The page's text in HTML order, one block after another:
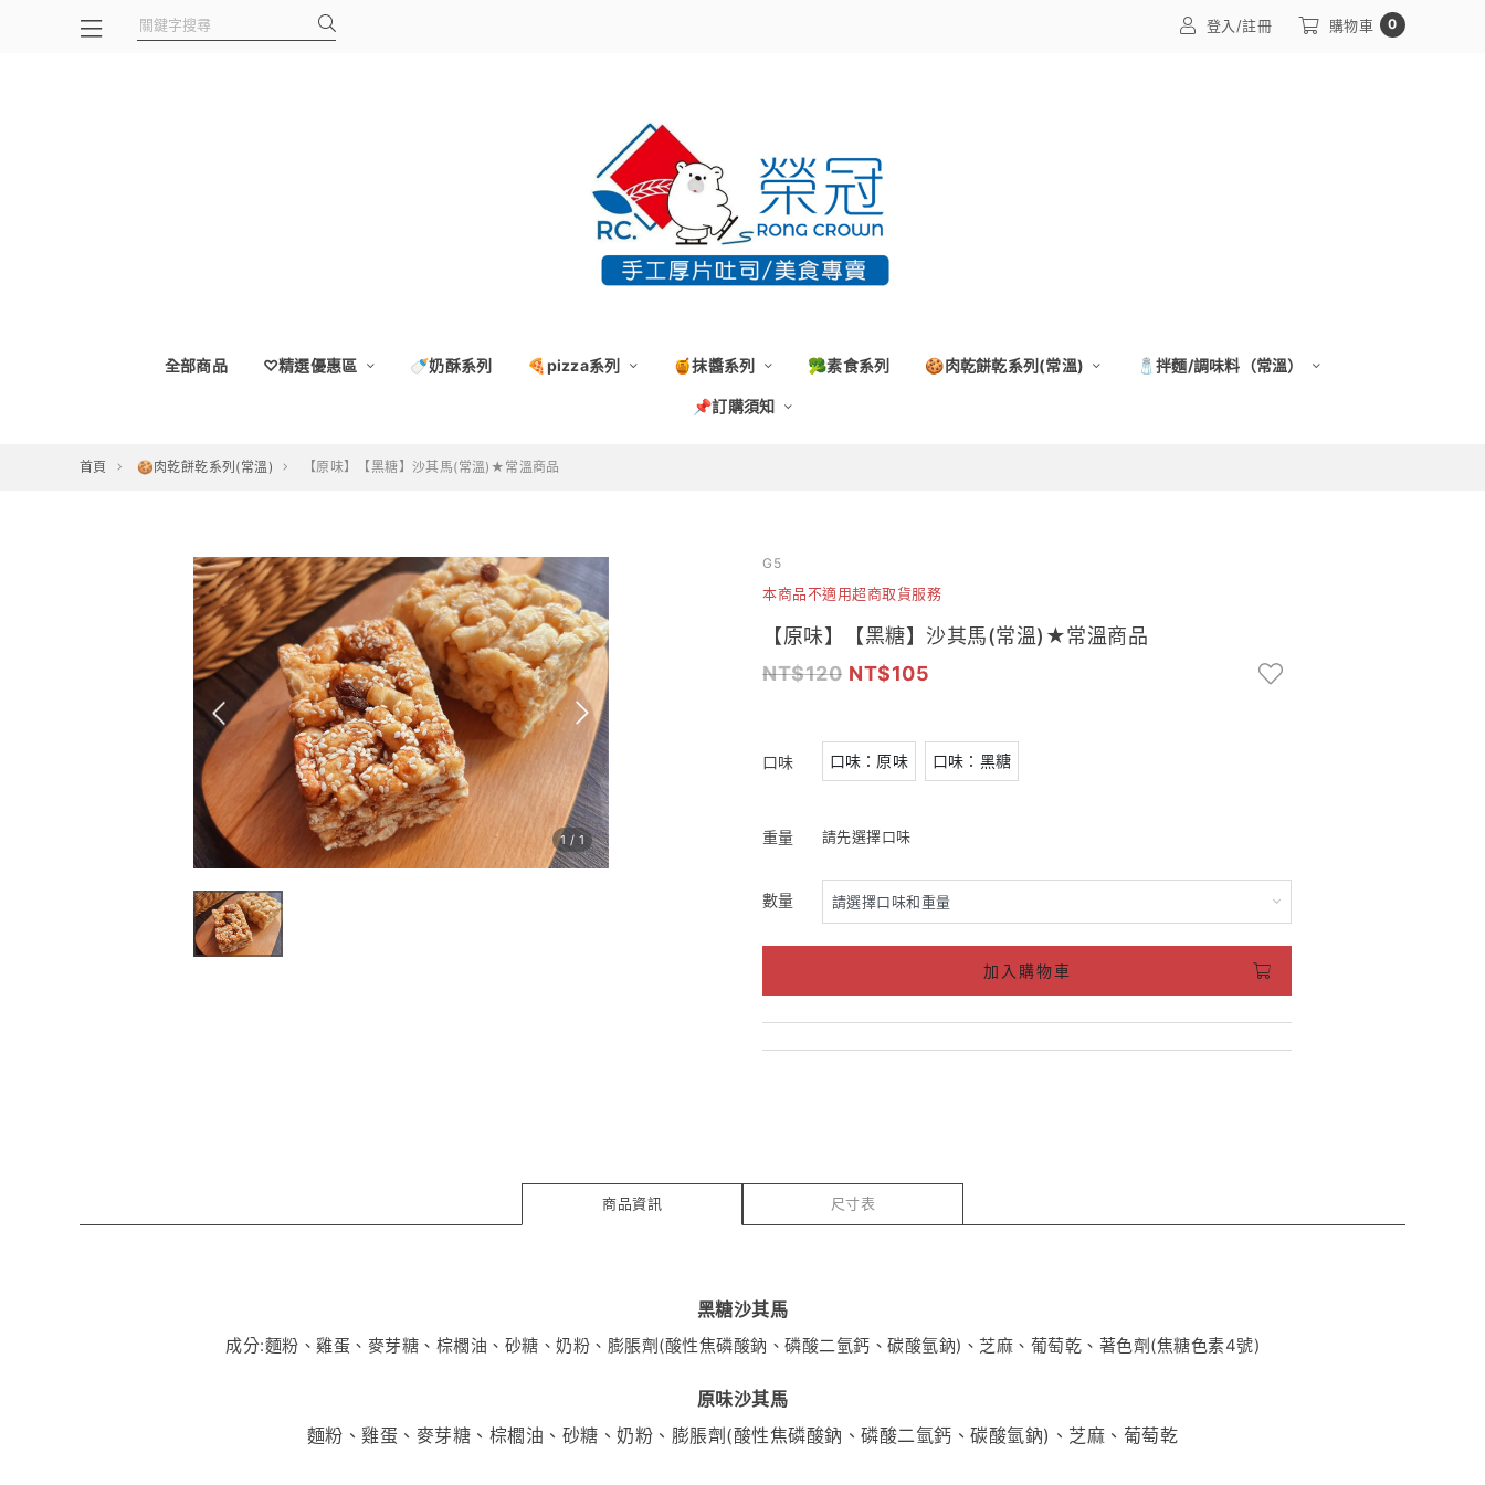
登入/註冊 購物車 0
全部商品 ♡精選優惠區 🍼奶酥系列 🍕pizza系列 🍯抹醬系列 🥦素食系列 🍪肉乾餅乾系列(常溫) 🧂拌麵/調味料（常溫）
📌訂購須知
首頁 🍪肉乾餅乾系列(常溫) 【原味】【黑糖】沙其馬(常溫)★常溫商品
1 / 1
G5
本商品不適用超商取貨服務
【原味】【黑糖】沙其馬(常溫)★常溫商品
120
105
口味 口味：原味 口味：黑糖
重量 請先選擇口味
數量
加入購物車
商品資訊 尺寸表
黑糖沙其馬
成分:麵粉、雞蛋、麥芽糖、棕櫚油、砂糖、奶粉、膨脹劑(酸性焦磷酸鈉、磷酸二氫鈣、碳酸氫鈉)、芝麻、葡萄乾、著色劑(焦糖色素4號)
原味沙其馬
麵粉、雞蛋、麥芽糖、棕櫚油、砂糖、奶粉、膨脹劑(酸性焦磷酸鈉、磷酸二氫鈣、碳酸氫鈉)、芝麻、葡萄乾